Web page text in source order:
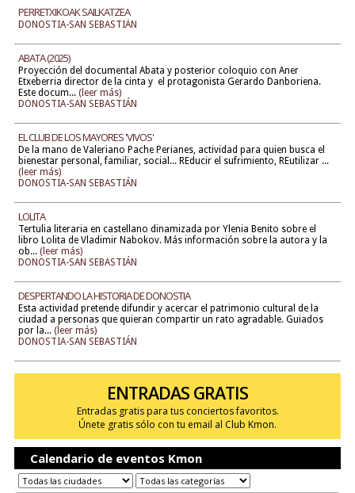
PERRETXIKOAK SAILKATZEA
DONOSTIA-SAN SEBASTIÁN
ABATA (2025)
Proyección del documental Abata y posterior coloquio con Aner
Etxeberria director de la cinta y el protagonista Gerardo Danboriena.
Este docum... (leer más)
DONOSTIA-SAN SEBASTIÁN
EL CLUB DE LOS MAYORES 'VIVOS'
De la mano de Valeriano Pache Perianes, actividad para quien busca el
bienestar personal, familiar, social... REducir el sufrimiento, REutilizar ...
(leer más)
DONOSTIA-SAN SEBASTIÁN
LOLITA
Tertulia literaria en castellano dinamizada por Ylenia Benito sobre el
libro Lolita de Vladimir Nabokov. Más información sobre la autora y la
ob... (leer más)
DONOSTIA-SAN SEBASTIÁN
DESPERTANDO LA HISTORIA DE DONOSTIA
Esta actividad pretende difundir y acercar el patrimonio cultural de la
ciudad a personas que quieran compartir un rato agradable. Guiados
por la... (leer más)
DONOSTIA-SAN SEBASTIÁN
ENTRADAS GRATIS
Entradas gratis para tus conciertos favoritos.
Únete gratis sólo con tu email al Club Kmon.
Calendario de eventos Kmon